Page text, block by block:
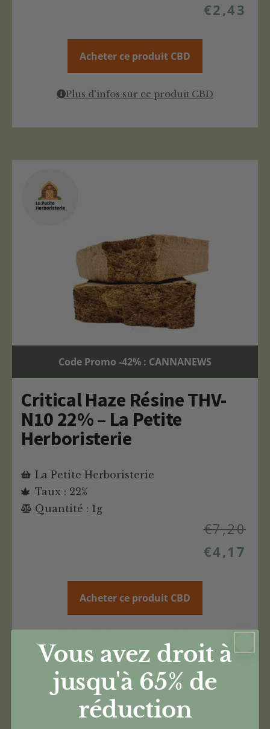
€2,43
Acheter ce produit CBD
Plus d'infos sur ce produit CBD
Code Promo -42% : CANNANEWS
Critical Haze Résine THV-
N10 22% – La Petite
Herboristerie
La Petite Herboristerie
Taux : 22%
Quantité : 1g
€7,20
€4,17
Acheter ce produit CBD
Vous avez droit à
jusqu'à 65% de
réduction